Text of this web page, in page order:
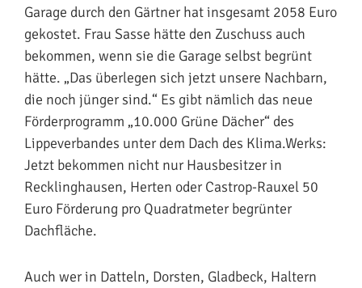
Garage durch den Gärtner hat insgesamt 2058 Euro
gekostet. Frau Sasse hätte den Zuschuss auch
bekommen, wenn sie die Garage selbst begrünt
hätte. „Das überlegen sich jetzt unsere Nachbarn,
die noch jünger sind.“ Es gibt nämlich das neue
Förderprogramm „10.000 Grüne Dächer“ des
Lippeverbandes unter dem Dach des Klima.Werks:
Jetzt bekommen nicht nur Hausbesitzer in
Recklinghausen, Herten oder Castrop-Rauxel 50
Euro Förderung pro Quadratmeter begrünter
Dachfläche.
Auch wer in Datteln, Dorsten, Gladbeck, Haltern